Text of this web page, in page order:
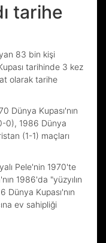
tarihe
83 bin kişi
tarihinde 3 kez
olarak tarihe
Dünya Kupası'nın
0), 1986 Dünya
(1-1) maçları
Pele'nin 1970'te
1986'da "yüzyılın
Dünya Kupası'nın
ev sahipliği